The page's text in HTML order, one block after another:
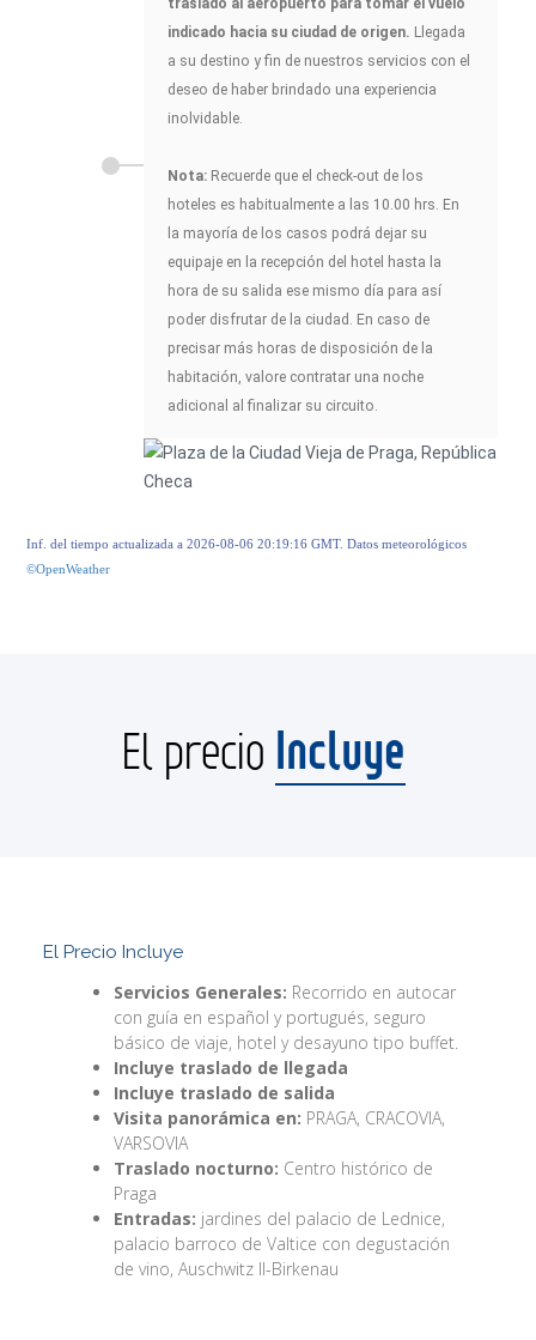
traslado al aeropuerto para tomar el vuelo
indicado hacia su ciudad de origen. Llegada
a su destino y fin de nuestros servicios con el
deseo de haber brindado una experiencia
inolvidable.
Nota: Recuerde que el check-out de los
hoteles es habitualmente a las 10.00 hrs. En
la mayoría de los casos podrá dejar su
equipaje en la recepción del hotel hasta la
hora de su salida ese mismo día para así
poder disfrutar de la ciudad. En caso de
precisar más horas de disposición de la
habitación, valore contratar una noche
adicional al finalizar su circuito.
Inf. del tiempo actualizada a 2026-08-06 20:19:16 GMT. Datos meteorológicos
©OpenWeather
El precio Incluye
El Precio Incluye
Servicios Generales: Recorrido en autocar
con guía en español y portugués, seguro
básico de viaje, hotel y desayuno tipo buffet.
Incluye traslado de llegada
Incluye traslado de salida
Visita panorámica en: PRAGA, CRACOVIA,
VARSOVIA
Traslado nocturno: Centro histórico de
Praga
Entradas: jardines del palacio de Lednice,
palacio barroco de Valtice con degustación
de vino, Auschwitz II-Birkenau